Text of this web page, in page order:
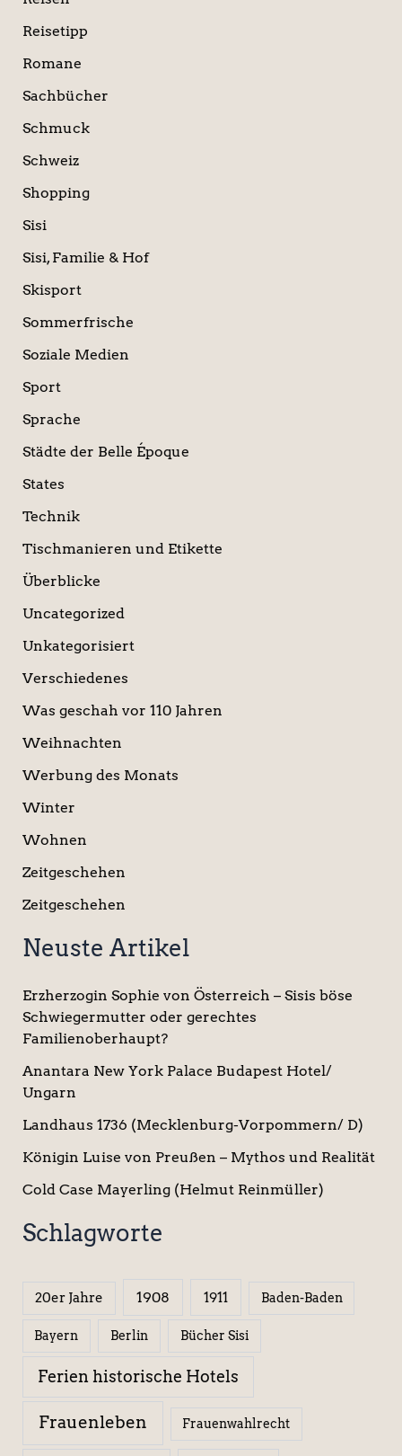
Reisetipp
Romane
Sachbücher
Schmuck
Schweiz
Shopping
Sisi
Sisi, Familie & Hof
Skisport
Sommerfrische
Soziale Medien
Sport
Sprache
Städte der Belle Époque
States
Technik
Tischmanieren und Etikette
Überblicke
Uncategorized
Unkategorisiert
Verschiedenes
Was geschah vor 110 Jahren
Weihnachten
Werbung des Monats
Winter
Wohnen
Zeitgeschehen
Zeitgeschehen
Neuste Artikel
Erzherzogin Sophie von Österreich – Sisis böse
Schwiegermutter oder gerechtes
Familienoberhaupt?
Anantara New York Palace Budapest Hotel/
Ungarn
Landhaus 1736 (Mecklenburg-Vorpommern/ D)
Königin Luise von Preußen – Mythos und Realität
Cold Case Mayerling (Helmut Reinmüller)
Schlagworte
20er Jahre 1908 1911 Baden-Baden
Bayern Berlin Bücher Sisi
Ferien historische Hotels
Frauenleben Frauenwahlrecht